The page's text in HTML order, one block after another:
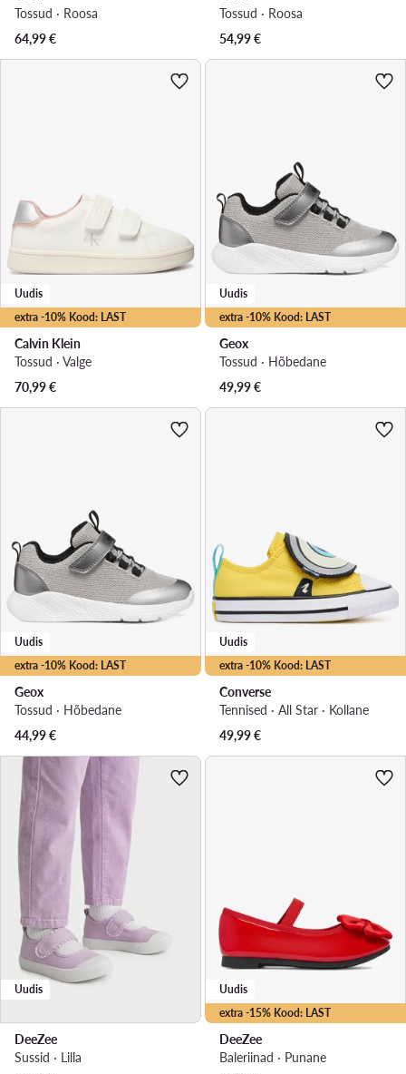
Tossud · Roosa
64,99€
Tossud · Roosa
54,99€
extra -10% Kood: LAST
Uudis
Calvin Klein
Tossud · Valge
70,99€
extra -10% Kood: LAST
Uudis
Geox
Tossud · Hõbedane
49,99€
extra -10% Kood: LAST
Uudis
Geox
Tossud · Hõbedane
44,99€
extra -10% Kood: LAST
Uudis
Converse
Tennised · All Star · Kollane
49,99€
Uudis
DeeZee
Sussid · Lilla
extra -15% Kood: LAST
Uudis
DeeZee
Baleriinad · Punane